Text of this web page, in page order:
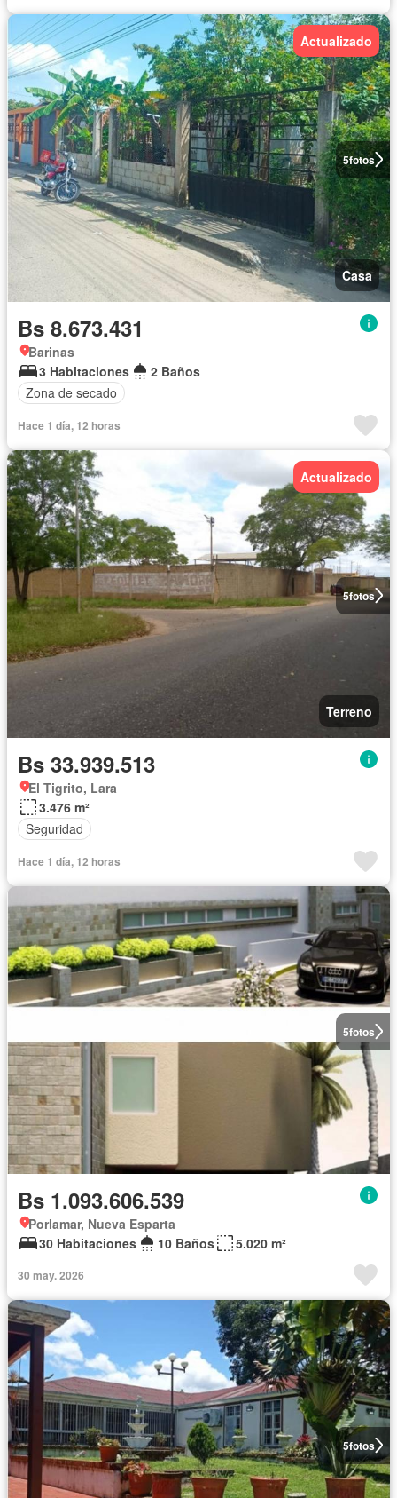
5fotos
Actualizado
Casa
Bs 8.673.431
Barinas
3 Habitaciones
2 Baños
Zona de secado
Hace 1 día, 12 horas
5fotos
Actualizado
Terreno
Bs 33.939.513
El Tigrito, Lara
3.476 m²
Seguridad
Hace 1 día, 12 horas
5fotos
Bs 1.093.606.539
Porlamar, Nueva Esparta
30 Habitaciones
10 Baños 5.020 m²
30 may. 2026
5fotos